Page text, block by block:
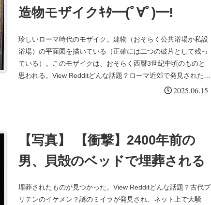
造物モザイクｷﾀ━(ﾟ∀ﾟ)━!
珍しいローマ時代のモザイク。建物（おそらく公共浴場か私設
浴場）の平面図を描いている（正確には二つの破片として残っ
ている）。このモザイクは、おそらく西暦3世紀中頃のものと
思われる。View Redditどんな話題？ローマ近郊で発見された、
2025.06.15
【写真】 【衝撃】2400年前の
男、貝殻のベッドで埋葬される
埋葬されたものが見つかった。View Redditどんな話題？古代ブ
リテンのイケメン？謎のミイラが発見され、ネット上で大騒